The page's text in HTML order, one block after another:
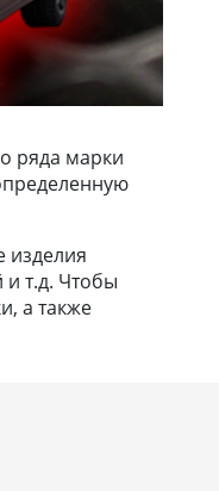
ряда марки
изделия
и т.д. Чтобы
а также